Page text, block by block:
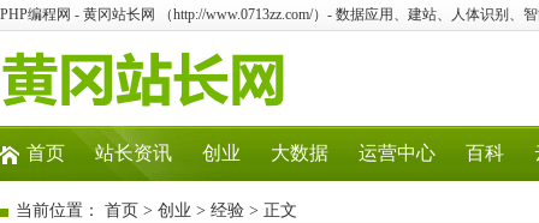
PHP编程网 - 黄冈站长网 （http://www.0713zz.com/）- 数据应用、建站、人体识别、
首页 站长资讯 创业 大数据 运营中心 百科
当前位置： 首页 > 创业 > 经验 > 正文